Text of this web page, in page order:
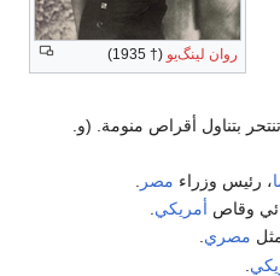
روان لينگ‌يو († 1935)
بتناول أقراص منومة. (و.
، رئيس وزراء مصر
وقاص أمريكي
مصري.